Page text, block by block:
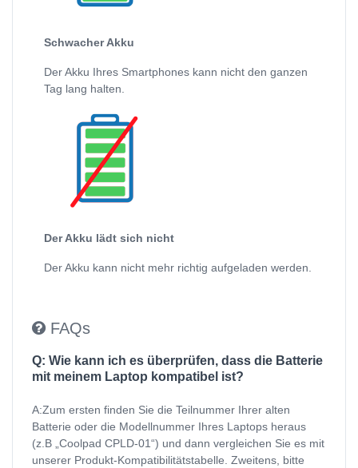
Schwacher Akku
Der Akku Ihres Smartphones kann nicht den ganzen
Tag lang halten.
Der Akku lädt sich nicht
Der Akku kann nicht mehr richtig aufgeladen werden.
FAQs
Q: Wie kann ich es überprüfen, dass die Batterie
mit meinem Laptop kompatibel ist?
A:Zum ersten finden Sie die Teilnummer Ihrer alten
Batterie oder die Modellnummer Ihres Laptops heraus
(z.B „Coolpad CPLD-01“) und dann vergleichen Sie es mit
unserer Produkt-Kompatibilitätstabelle. Zweitens, bitte